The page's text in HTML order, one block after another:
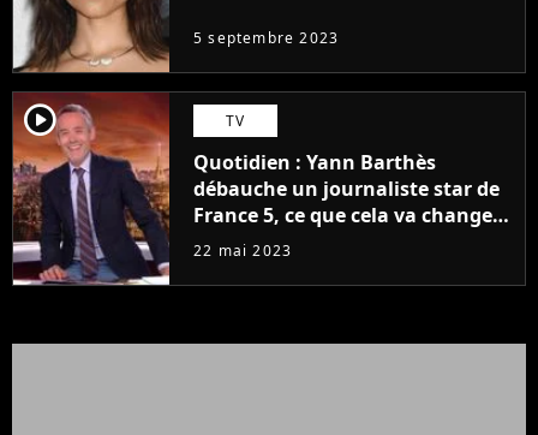
5 septembre 2023
player2 TV
Quotidien : Yann Barthès
débauche un journaliste star de
France 5, ce que cela va changer
à la rentrée
22 mai 2023